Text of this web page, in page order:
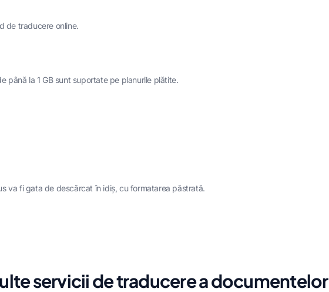
de traducere online.
până la 1 GB sunt suportate pe planurile plătite.
va fi gata de descărcat în idiș, cu formatarea păstrată.
servicii de traducere a documentelor